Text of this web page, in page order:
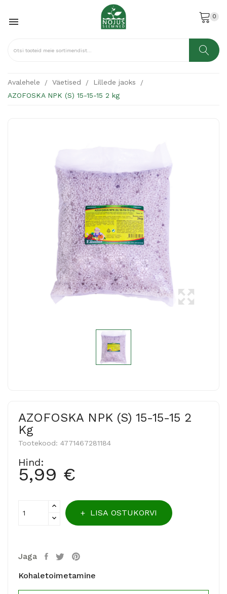
 0
Avalehele Väetised
Lillede jaoks
AZOFOSKA NPK (S) 15-15-15 2 kg
AZOFOSKA NPK (S) 15-15-15 2
Kg
Tootekood: 4771467281184
Hind:
5,99 €
LISA OSTUKORVI
Jaga
Kohaletoimetamine